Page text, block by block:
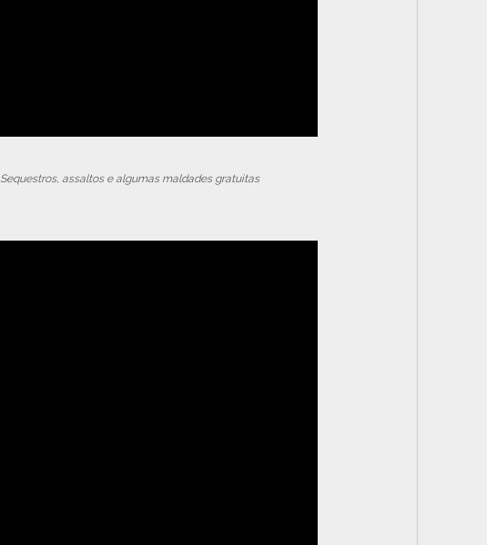
Sequestros, assaltos e algumas maldades gratuitas